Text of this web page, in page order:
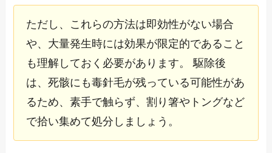
ただし、これらの方法は即効性がない場合
や、大量発生時には効果が限定的であること
も理解しておく必要があります。 駆除後
は、死骸にも毒針毛が残っている可能性があ
るため、素手で触らず、割り箸やトングなど
で拾い集めて処分しましょう。